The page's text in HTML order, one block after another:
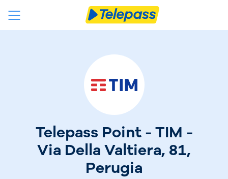
Telepass Point - TIM -
Via Della Valtiera, 81,
Perugia